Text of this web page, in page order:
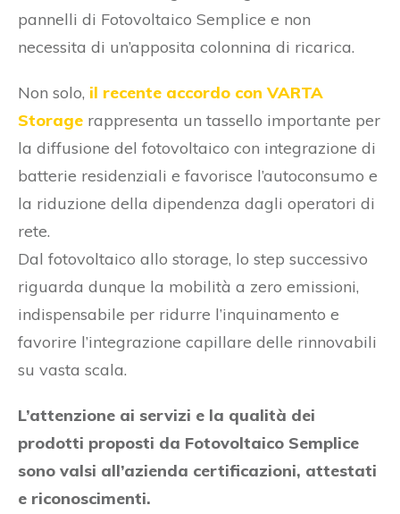
pannelli di Fotovoltaico Semplice e non
necessita di un’apposita colonnina di ricarica.
Non solo, il recente accordo con VARTA
Storage rappresenta un tassello importante per
la diffusione del fotovoltaico con integrazione di
batterie residenziali e favorisce l’autoconsumo e
la riduzione della dipendenza dagli operatori di
rete.
Dal fotovoltaico allo storage, lo step successivo
riguarda dunque la mobilità a zero emissioni,
indispensabile per ridurre l’inquinamento e
favorire l’integrazione capillare delle rinnovabili
su vasta scala.
L’attenzione ai servizi e la qualità dei
prodotti proposti da Fotovoltaico Semplice
sono valsi all’azienda certificazioni, attestati
e riconoscimenti.